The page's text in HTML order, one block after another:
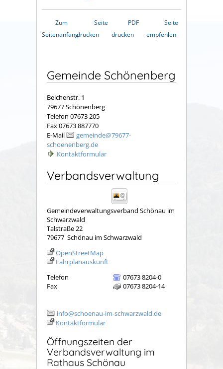
Zum
Seitenanfang
Seite
drucken
PDF
drucken
Seite
empfehlen
Gemeinde Schönenberg
Belchenstr. 1
79677 Schönenberg
Telefon 07673 205
Fax 07673 887770
E-Mail
gemeinde@79677-
schoenenberg.de
Kontaktformular
Verbandsverwaltung
Gemeindeverwaltungsverband Schönau im
Schwarzwald
Talstraße 22
79677 Schönau im Schwarzwald
OpenStreetMap
Fahrplanauskunft
Telefon
07673 8204-0
Fax
07673 8204-14
info@schoenau-im-schwarzwald.de
Kontaktformular
Öffnungszeiten der
Verbandsverwaltung im
Rathaus Schönau